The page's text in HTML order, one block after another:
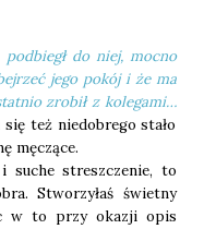
do niej, mocno
jego pokój i że ma
zrobił z kolegami…
też niedobrego stało
męczące.
suche streszczenie, to
Stworzyłaś świetny
w to przy okazji opis